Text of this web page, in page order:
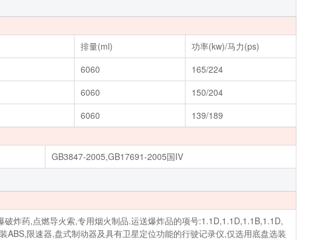
排量(ml)
功率(kw)/马力(ps)
6060
165/224
6060
150/204
6060 139/189
GB3847-2005,GB17691-2005国IV
炸药,点燃导火索,专用烟火制品.运送爆炸品的项号:1.1D,1.1D,1.1B,1.1D,
限速器,盘式制动器及具有卫星定位功能的行驶记录仪,仅选用底盘选装